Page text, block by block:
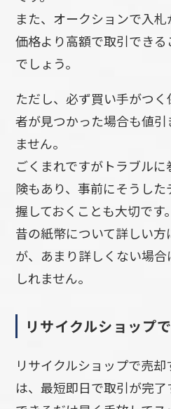
また、オークションで入
価格より高額で取引でき
でしょう。
ただし、必ず買い手がつ
者が見つかった場合も値
ません。
ごくまれですがトラブル
険もあり、事前にそうし
握しておくことも大切です。
昔の紙幣について詳しい
が、あまり詳しくない場
しれません。
リサイクルショップ
リサイクルショップで売
は、最短即日で取引が完了